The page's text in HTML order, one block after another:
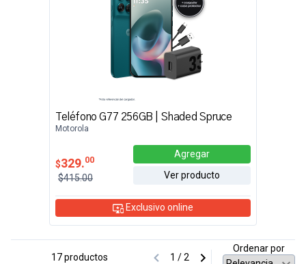
Teléfono G77 256GB | Shaded Spruce
Motorola
$329.00
$415.00
Agregar
Ver producto
Exclusivo online
17 productos 1 / 2
Ordenar por